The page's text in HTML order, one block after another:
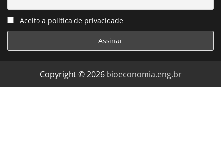
Aceito a política de privacidade
Copyright © 2026 bioeconomia.eng.br